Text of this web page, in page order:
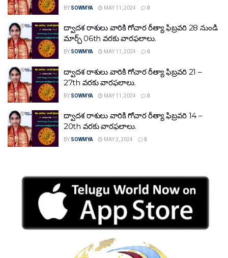
BY SOWMYA MAY 11, 2024 0
ద్వాదశ రాశులు వారికి గోచార రీత్యా ఫిబ్రవరి 28 నుండి
మార్చ్ 06th వరకు వారఫలాలు.
BY SOWMYA MAY 11, 2024 0
ద్వాదశ రాశులు వారికి గోచార రీత్యా ఫిబ్రవరి 21 –
27th వరకు వారఫలాలు.
BY SOWMYA MAY 11, 2024 0
ద్వాదశ రాశులు వారికి గోచార రీత్యా ఫిబ్రవరి 14 –
20th వరకు వారఫలాలు.
BY SOWMYA MAY 3, 2024 0